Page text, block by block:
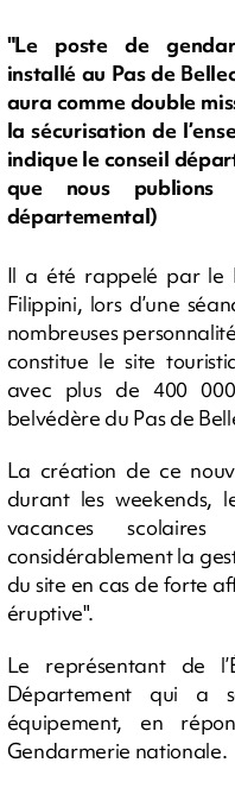
"Le poste de
installé au Pas de
aura comme double
la sécurisation de
indique le conseil
que nous publions
départemental)
Il a été rappelé par le
Filippini, lors d’une
nombreuses
constitue le site
avec plus de 400
belvédère du Pas de
La création de ce
durant les weekends,
vacances
considérablement la
du site en cas de forte
éruptive".
Le représentant de
Département qui a
équipement, en
Gendarmerie nationale.